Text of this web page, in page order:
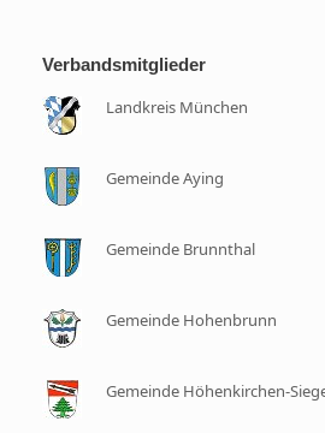
Verbandsmitglieder
Landkreis München
Gemeinde Aying
Gemeinde Brunnthal
Gemeinde Hohenbrunn
Gemeinde Höhenkirchen-